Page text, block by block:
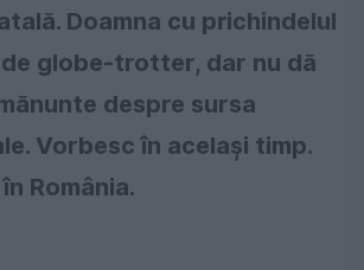
Doamna cu prichindelul
de globe-trotter, dar nu dă
despre sursa
Vorbesc în același timp.
România.